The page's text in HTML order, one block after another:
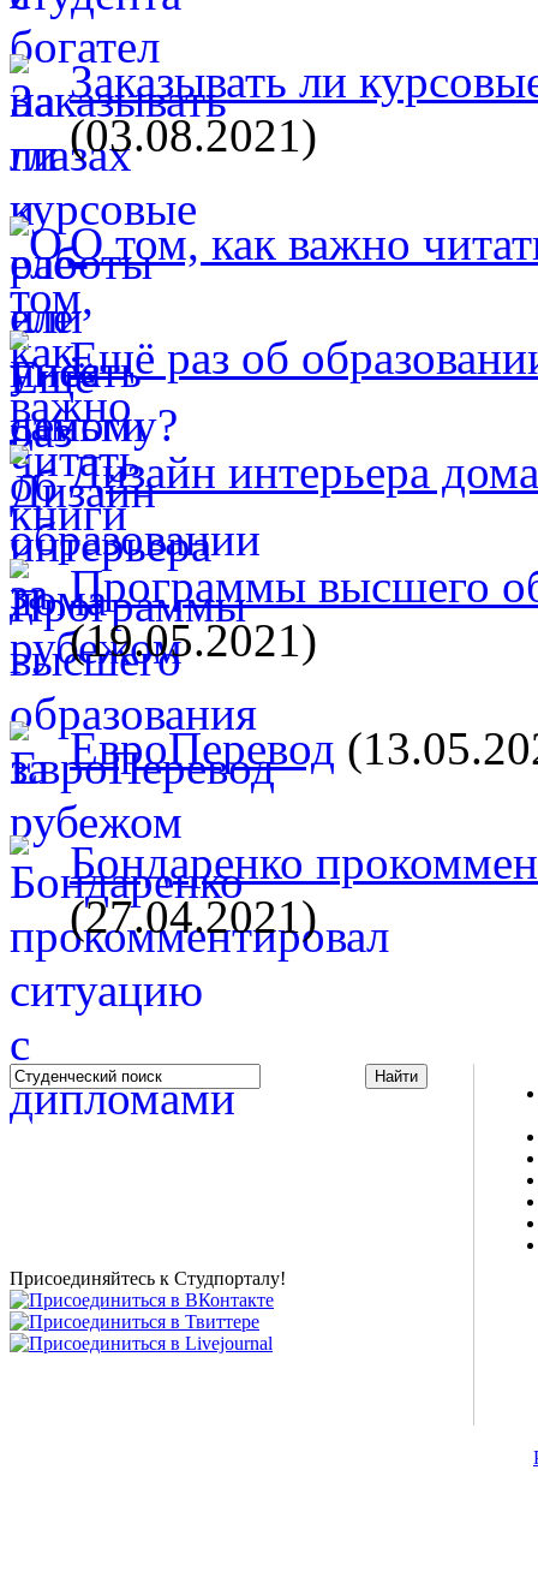
Заказывать ли
(03.08.2021)
О том, как важно
Ещё раз об
Дизайн интерьера дома
Программы высшего
(19.05.2021)
ЕвроПеревод
Бондаренко
(27.04.2021)
Studportal.net.ua - неофициальный студенческий сайт
Присоединяйтесь к Студпорталу!